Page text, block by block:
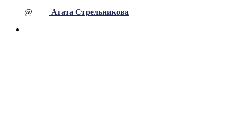
@ Агата Стрельникова